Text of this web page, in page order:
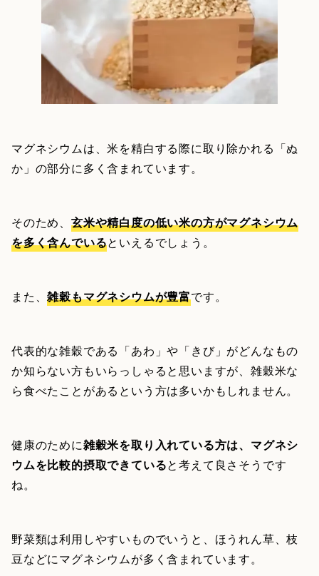
マグネシウムは、米を精白する際に取り除かれる「ぬ
か」の部分に多く含まれています。
そのため、 玄米や精白度の低い米の方がマグネシウム
を多く含んでいるといえるでしょう。
また、雑穀もマグネシウムが豊富です。
代表的な雑穀である「あわ」や「きび」がどんなもの
か知らない方もいらっしゃると思いますが、雑穀米な
ら食べたことがあるという方は多いかもしれません。
健康のために雑穀米を取り入れている方は、マグネシ
ウムを比較的摂取できていると考えて良さそうです
ね。
野菜類は利用しやすいものでいうと、ほうれん草、枝
豆などにマグネシウムが多く含まれています。